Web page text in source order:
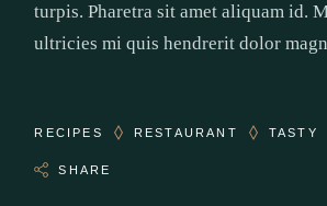
turpis. Pharetra sit amet aliquam id.
ultricies mi quis hendrerit dolor
RECIPES RESTAURANT TASTY
SHARE